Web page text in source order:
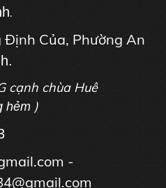
.
Định Của, Phường An
cạnh chùa Huê
hẻm )
-